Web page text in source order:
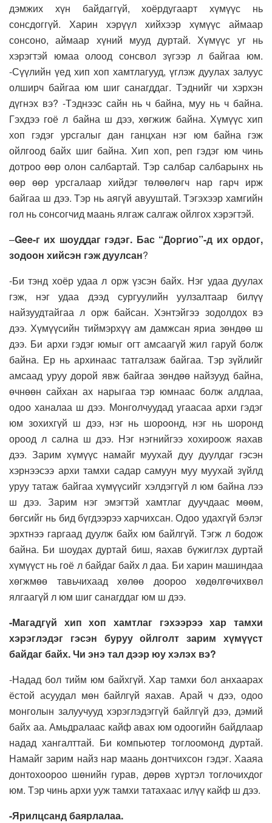
дэмжих хүн байдаггүй, хоёрдугаарт хүмүүс нь
сонсдоггүй. Харин хэрүүл хийхээр хүмүүс аймаар
сонсоно, аймаар хүний мууд дуртай. Хүмүүс уг нь
хэрэгтэй юмаа олоод сонсвол зүгээр л байгаа юм.
-Сүүлийн үед хип хоп хамтлагууд, үглэж дуулах залуус
олширч байгаа юм шиг санагддаг. Тэднийг чи хэрхэн
дүгнэх вэ? -Тэднээс сайн нь ч байна, муу нь ч байна.
Гэхдээ гоё л байна ш дээ, хөгжиж байна. Хүмүүс хип
хоп гэдэг урсгалыг дан ганцхан нэг юм байна гэж
ойлгоод байх шиг байна. Хип хоп, реп гэдэг юм чинь
дотроо өөр олон салбартай. Тэр салбар салбарынх нь
өөр өөр урсгалаар хийдэг төлөөлөгч нар гарч ирж
байгаа ш дээ. Тэр нь аягүй авууштай. Тэгэхээр хамгийн
гол нь сонсогчид маань ялгаж салгаж ойлгох хэрэгтэй.
–Gee-г их шоуддаг гэдэг. Бас “Доргио”-д их ордог,
зодоон хийсэн гэж дуулсан?
-Би тэнд хоёр удаа л орж үзсэн байх. Нэг удаа дуулах
гэж, нэг удаа дээд сургуулийн уулзалтаар билүү
найзуудтайгаа л орж байсан. Хэнтэйгээ зодолдох вэ
дээ. Хүмүүсийн тиймэрхүү ам дамжсан яриа зөндөө ш
дээ. Би архи гэдэг юмыг огт амсаагүй жил гаруй болж
байна. Ер нь архинаас татгалзаж байгаа. Тэр зүйлийг
амсаад уруу дорой явж байгаа зөндөө найзууд байна,
өчнөөн сайхан ах нарыгаа тэр юмнаас болж алдлаа,
одоо ханалаа ш дээ. Монголчуудад угаасаа архи гэдэг
юм зохихгүй ш дээ, нэг нь шороонд, нэг нь шоронд
ороод л сална ш дээ. Нэг нэгнийгээ хохироож яахав
дээ. Зарим хүмүүс намайг муухай дуу дуулдаг гэсэн
хэрнээсээ архи тамхи садар самуун муу муухай зүйлд
уруу татаж байгаа хүмүүсийг хэлдэггүй л юм байна лээ
ш дээ. Зарим нэг эмэгтэй хамтлаг дуучдаас мөөм,
бөгсийг нь бид бүгдээрээ харчихсан. Одоо удахгүй бэлэг
эрхтнээ гаргаад дуулж байх юм байлгүй. Тэгж л бодож
байна. Би шоудах дуртай биш, яахав бүжиглэх дуртай
хүмүүст нь гоё л байдаг байх л даа. Би харин машиндаа
хөгжмөө тавьчихаад хөлөө доороо хөдөлгөчихвөл
ялгаагүй л юм шиг санагддаг юм ш дээ.
-Магадгүй хип хоп хамтлаг гэхээрээ хар тамхи
хэрэглэдэг гэсэн буруу ойлголт зарим хүмүүст
байдаг байх. Чи энэ тал дээр юу хэлэх вэ?
-Надад бол тийм юм байхгүй. Хар тамхи бол анхаарах
ёстой асуудал мөн байлгүй яахав. Арай ч дээ, одоо
монголын залуучууд хэрэглэдэггүй байлгүй дээ, дэмий
байх аа. Амьдралаас кайф авах юм одоогийн байдлаар
надад хангалттай. Би компьютер тоглоомонд дуртай.
Намайг зарим найз нар маань донтчихсон гэдэг. Хааяа
донтохоороо шөнийн гурав, дөрөв хүртэл тоглочихдог
юм. Тэр чинь архи ууж тамхи татахаас илүү кайф ш дээ.
-Ярилцсанд баярлалаа.